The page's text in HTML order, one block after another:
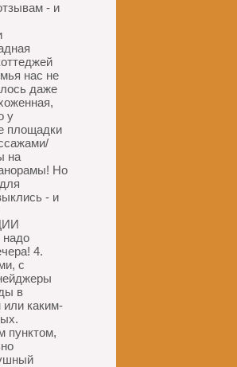
- и
нас не
даже
у
площадки
на
Но
- и
4.
с
в
каким-
пунктом,